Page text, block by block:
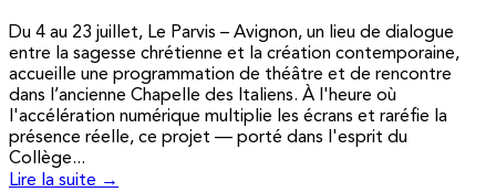
Du 4 au 23 juillet, Le Parvis – Avignon, un lieu de dialogue
entre la sagesse chrétienne et la création contemporaine,
accueille une programmation de théâtre et de rencontre
dans l’ancienne Chapelle des Italiens. À l'heure où
l'accélération numérique multiplie les écrans et raréfie la
présence réelle, ce projet — porté dans l'esprit du
Collège...
Lire la suite →